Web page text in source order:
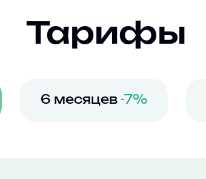
Тарифы
6 месяцев -7%